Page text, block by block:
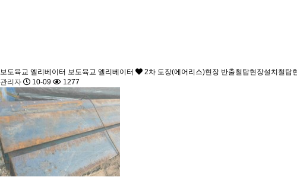
보도육교 엘리베이터 보도육교 엘리베이터
2차 도장(에어리스)현장 반출철탑현장설치철탑
관리자
10-09 1277